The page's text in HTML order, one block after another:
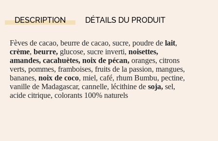
DESCRIPTION DÉTAILS DU PRODUIT
Fèves de cacao, beurre de cacao, sucre, poudre de lait,
crème, beurre, glucose, sucre inverti, noisettes,
amandes, cacahuètes, noix de pécan, oranges, citrons
verts, pommes, framboises, fruits de la passion, mangues,
bananes, noix de coco, miel, café, rhum Bumbu, pectine,
vanille de Madagascar, cannelle, lécithine de soja, sel,
acide citrique, colorants 100% naturels